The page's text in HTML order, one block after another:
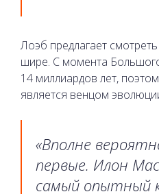
Лоэб предлагает
шире. С момента
14 миллиардов лет,
является венцом
«Вполне
первые. Илон
самый опытный